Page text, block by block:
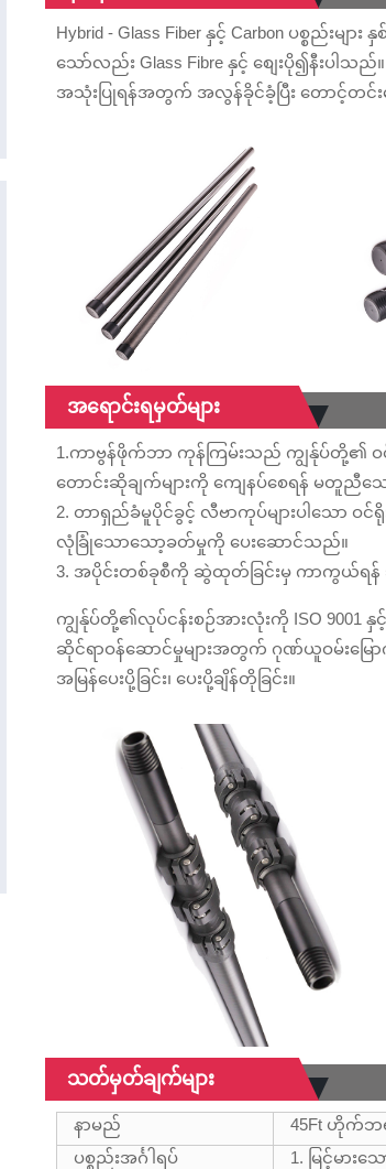
Hybrid - Glass Fiber နှင့် Carbon ပစ္စည်းမ
သော်လည်း Glass Fibre နှင့် စျေးပို၍နီးပါ
အသုံးပြုရန်အတွက် အလွန်ခိုင်ခံ့ပြီး တောင့်တင်
အရောင်းရမှတ်များ
1.ကာဗွန်ဖိုက်ဘာ ကုန်ကြမ်းသည် ကျွန်ုပ်တို့၏ ဝင်ရို
တောင်းဆိုချက်များကို ကျေနပ်စေရန် မတူညီသေ
2. တာရှည်ခံမူပိုင်ခွင့် လီဗာကုပ်များပါသော ဝ
လုံခြုံသောသော့ခတ်မှုကို ပေးဆောင်သည်။
3. အပိုင်းတစ်ခုစီကို ဆွဲထုတ်ခြင်းမှ ကာကွယ်ရန်
ကျွန်ုပ်တို့၏လုပ်ငန်းစဉ်အားလုံးကို ISO
ဆိုင်ရာဝန်ဆောင်မှုများအတွက် ဂုဏ်ယူဝမ်းမြ
အမြန်ပေးပို့ခြင်း၊ ပေးပို့ချိန်တိုခြင်း။
သတ်မှတ်ချက်များ
နာမည်
45Ft ဟိုက်ဘ
ပစ္စည်းအင်္ဂါရပ်
1. မြင့်မား